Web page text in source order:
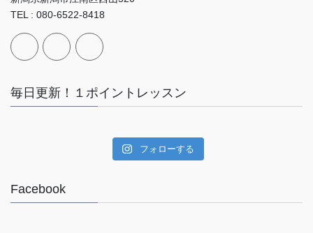
TEL : 080-6522-8418
毎日更新！１ポイントレッスン
フォローする
Facebook